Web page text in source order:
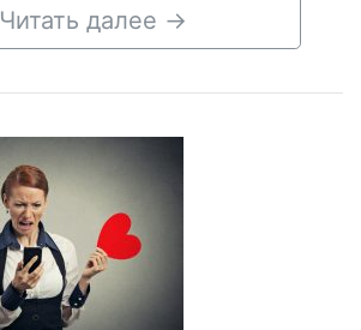
Читать далее →